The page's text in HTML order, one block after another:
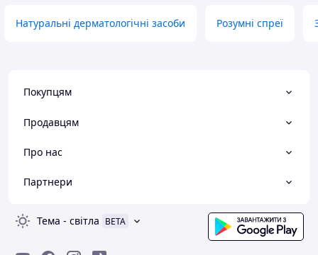
Натуральні дерматологічні засоби Розумні спреї
Покупцям
Продавцям
Про нас
Партнери
Тема - світла BETA